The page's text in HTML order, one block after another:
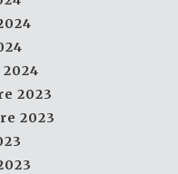
2023
2023